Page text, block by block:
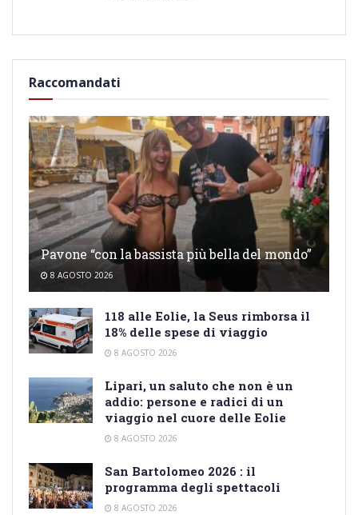
Raccomandati
Pavone “con la bassista più bella del mondo”
8 AGOSTO 2026
118 alle Eolie, la Seus rimborsa il
18% delle spese di viaggio
8 AGOSTO 2026
Lipari, un saluto che non è un
addio: persone e radici di un
viaggio nel cuore delle Eolie
8 AGOSTO 2026
San Bartolomeo 2026 : il
programma degli spettacoli
8 AGOSTO 2026